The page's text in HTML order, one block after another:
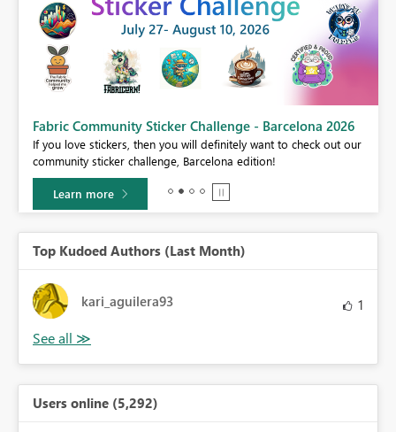
Fabric Community Sticker Challenge - Barcelona 2026
If you love stickers, then you will definitely want to check out our
community sticker challenge, Barcelona edition!
Learn more
Top Kudoed Authors (Last Month)
kari_aguilera93 1
Users online (5,292)